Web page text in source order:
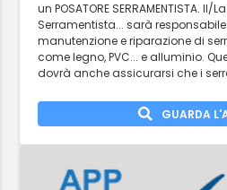
un POSATORE SERRAMENTISTA.
Serramentista... sarà
manutenzione e riparazione di
come legno, PVC... e alluminio.
dovrà anche assicurarsi che i
GUARDA